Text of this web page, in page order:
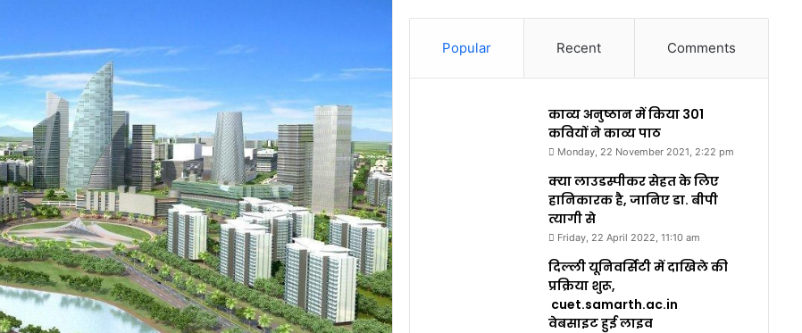
Popular Recent Comments
काव्य अनुष्ठान में किया 301
कवियों ने काव्य पाठ
Monday, 22 November 2021, 2:22 pm
क्या लाउडस्पीकर सेहत के लिए
हानिकारक है, जानिए डा. बीपी
त्यागी से
Friday, 22 April 2022, 11:10 am
दिल्ली यूनिवर्सिटी में दाखिले की
प्रक्रिया शुरू,
cuet.samarth.ac.in
वेबसाइट हुई लाइव